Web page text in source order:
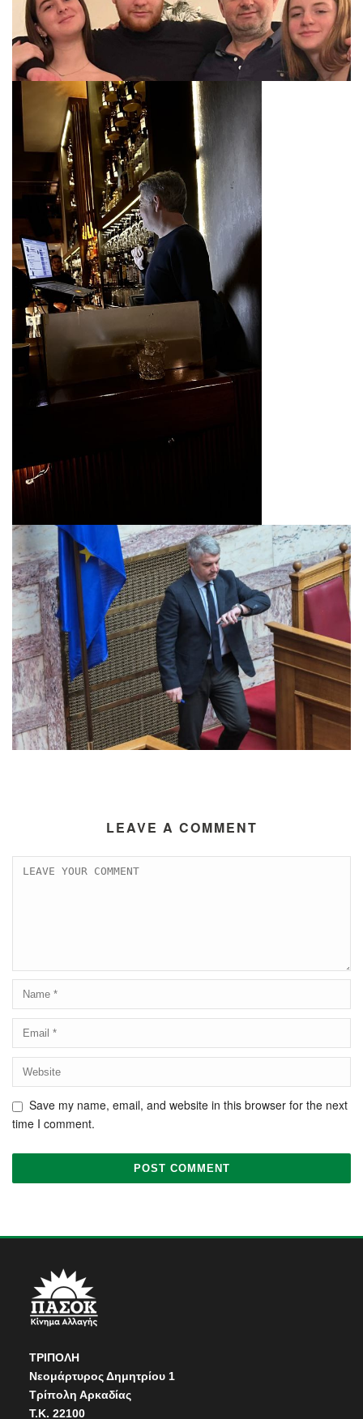
LEAVE A COMMENT
Save my name, email, and website in this browser for the next
time I comment.
ΤΡΙΠΟΛΗ
Νεομάρτυρος Δημητρίου 1
Τρίπολη Αρκαδίας
Τ.Κ. 22100